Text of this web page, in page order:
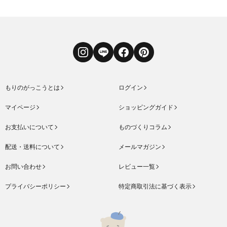
InstagramLINE FacebookPinterest
もりのがっこうとは ログイン
マイページ ショッピングガイド
お支払いについて ものづくりコラム
配送・送料について メールマガジン
お問い合わせ レビュー一覧
プライバシーポリシー 特定商取引法に基づく表示